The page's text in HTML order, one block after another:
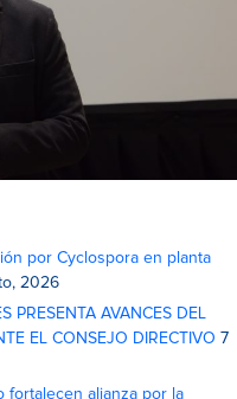
por Cyclospora en planta
2026
PRESENTA AVANCES DEL
EL CONSEJO DIRECTIVO 7
fortalecen alianza por la